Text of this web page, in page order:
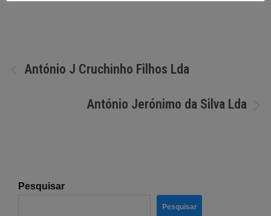
Navegação
António J Cruchinho Filhos Lda
António Jerónimo da Silva Lda
Pesquisar
Pesquisar